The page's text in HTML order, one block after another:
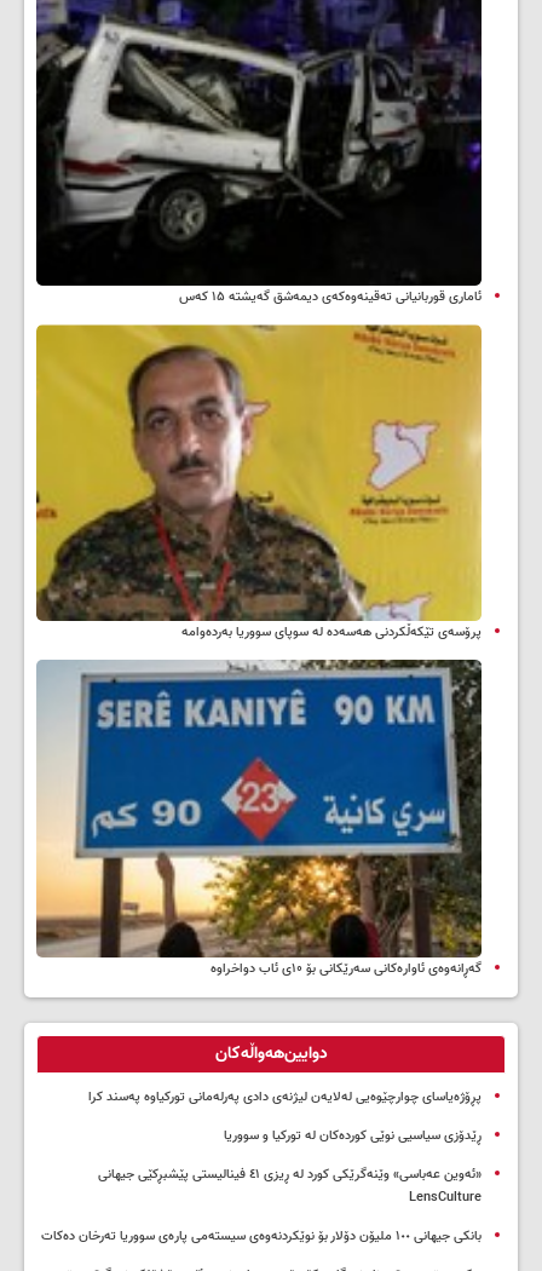
ئاماری قوربانیانی تەقینەوەکەی دیمەشق گەیشتە ۱۵ کەس
پرۆسەی تێکەڵکردنی هەسەدە لە سوپای سووریا بەردەوامە
گەڕانەوەی ئاوارەکانی سەرێکانی بۆ ۱۰ی ئاب دواخراوە
دوایین‌هەواڵەکان
پڕۆژەیاسای چوارچێوەیی لەلایەن لیژنەی دادی پەرلەمانی تورکیاوە پەسند کرا
ڕێدۆزی سیاسیی نوێی کوردەکان لە تورکیا و سووریا
«ئەوین عەباسی» وێنەگرێکی کورد لە ڕیزی ٤١ فینالیستی پێشبڕکێی جیهانی
LensCulture
بانکی جیهانی ١٠٠ ملیۆن دۆلار بۆ نوێکردنەوەی سیستەمی پارەی سووریا تەرخان دەکات